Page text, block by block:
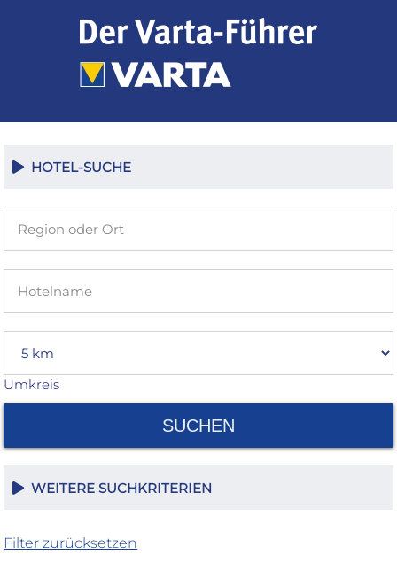
HOTEL-SUCHE
Umkreis
SUCHEN
WEITERE SUCHKRITERIEN
Filter zurücksetzen